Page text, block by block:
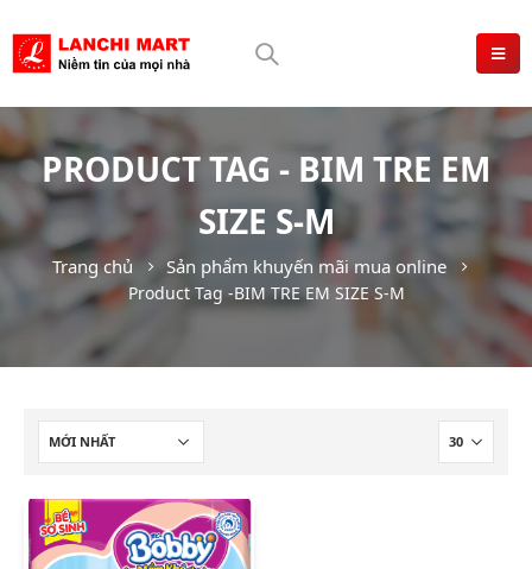
PRODUCT TAG - BIM TRE EM
SIZE S-M
Trang chủ Sản phẩm khuyến mãi mua online
Product Tag -BIM TRE EM SIZE S-M